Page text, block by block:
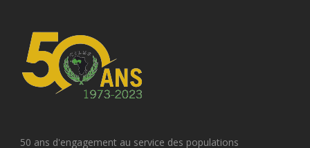
50 ans d'engagement au service des populations